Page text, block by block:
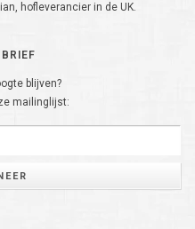
hofleverancier in de UK.
blijven?
mailinglijst: